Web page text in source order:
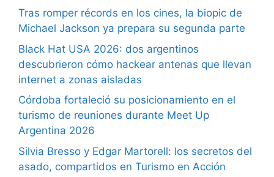
Tras romper récords en los cines, la biopic de
Michael Jackson ya prepara su segunda parte
Black Hat USA 2026: dos argentinos
descubrieron cómo hackear antenas que llevan
internet a zonas aisladas
Córdoba fortaleció su posicionamiento en el
turismo de reuniones durante Meet Up
Argentina 2026
Silvia Bresso y Edgar Martorell: los secretos del
asado, compartidos en Turismo en Acción